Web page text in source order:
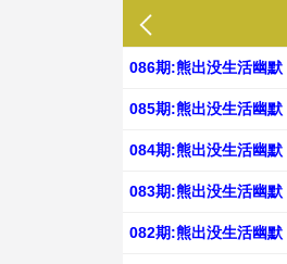
086期:熊出没生活幽默
085期:熊出没生活幽默
084期:熊出没生活幽默
083期:熊出没生活幽默
082期:熊出没生活幽默